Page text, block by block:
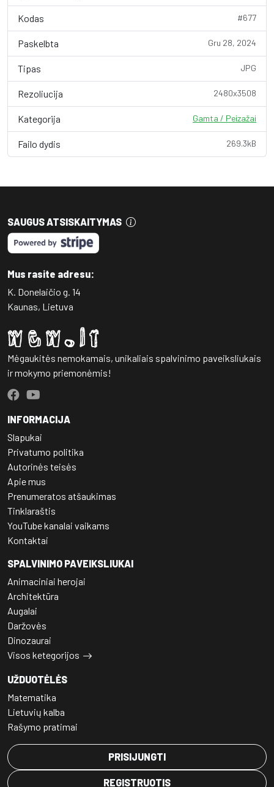
Kodas #677
Paskelbta Gru 28, 2024
Tipas JPG
Rezoliucija 2480x3508
Kategorija Gamta / Peizažai
Failo dydis 269.3kB
SAUGUS ATSISKAITYMAS
Mus rasite adresu:
K. Donelaičio g. 14
Kaunas, Lietuva
Mėgaukitės nemokamais, unikaliais spalvinimo paveiksliukais
ir mokymo priemonėmis!
INFORMACIJA
Slapukai
Privatumo politika
Autorinės teisės
Apie mus
Prenumeratos atšaukimas
Tinklaraštis
YouTube kanalai vaikams
Kontaktai
SPALVINIMO PAVEIKSLIUKAI
Animaciniai herojai
Architektūra
Augalai
Daržovės
Dinozaurai
Visos ketegorijos
UŽDUOTĖLĖS
Matematika
Lietuvių kalba
Rašymo pratimai
PRISIJUNGTI
REGISTRUOTIS